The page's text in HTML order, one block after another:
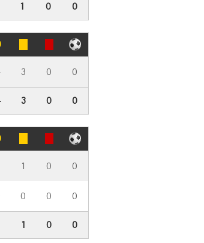
1 0 0
3 0 0
3 0 0
1 0 0
0 0 0
1 0 0